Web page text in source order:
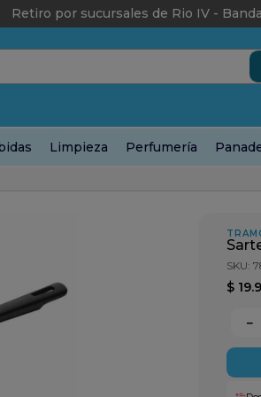
Retiro por sucursales de Rio IV -
Limpieza Perfumería
SKU:
$ 19.
－